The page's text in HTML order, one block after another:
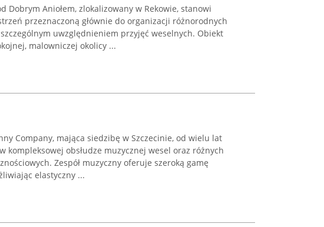
Dobrym Aniołem, zlokalizowany w Rekowie, stanowi
przeznaczoną głównie do organizacji różnorodnych
uwzględnieniem przyjęć weselnych. Obiekt
malowniczej okolicy ...
Company, mająca siedzibę w Szczecinie, od wielu lat
kompleksowej obsłudze muzycznej wesel oraz różnych
Zespół muzyczny oferuje szeroką gamę
elastyczny ...